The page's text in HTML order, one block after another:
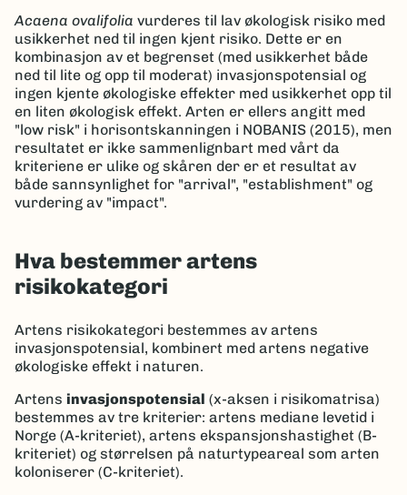
Acaena ovalifolia vurderes til lav økologisk risiko med
usikkerhet ned til ingen kjent risiko. Dette er en
kombinasjon av et begrenset (med usikkerhet både
ned til lite og opp til moderat) invasjonspotensial og
ingen kjente økologiske effekter med usikkerhet opp til
en liten økologisk effekt. Arten er ellers angitt med
"low risk" i horisontskanningen i NOBANIS (2015), men
resultatet er ikke sammenlignbart med vårt da
kriteriene er ulike og skåren der er et resultat av
både sannsynlighet for "arrival", "establishment" og
vurdering av "impact".
Hva bestemmer artens
risikokategori
Artens risikokategori bestemmes av artens
invasjonspotensial, kombinert med artens negative
økologiske effekt i naturen.
Artens invasjonspotensial (x-aksen i risikomatrisa)
bestemmes av tre kriterier: artens mediane levetid i
Norge (A-kriteriet), artens ekspansjonshastighet (B-
kriteriet) og størrelsen på naturtypeareal som arten
koloniserer (C-kriteriet).